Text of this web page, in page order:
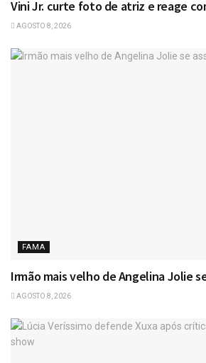
Vini Jr. curte foto de atriz e reage
AGOSTO 8, 2026
FAMA
Irmão mais velho de Angelina Jolie
AGOSTO 8, 2026